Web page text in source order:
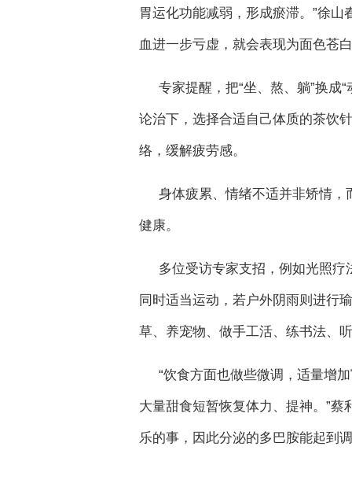
胃运化功能减弱，形成瘀滞。”徐
血进一步亏虚，就会表现为面色苍
专家提醒，把“坐、熬、躺”换成
论治下，选择合适自己体质的茶饮
络，缓解疲劳感。
身体疲累、情绪不适并非矫情
健康。
多位受访专家支招，例如光照
同时适当运动，若户外阴雨则进行
草、养宠物、做手工活、练书法、
“饮食方面也做些微调，适量增
大量甜食短暂恢复体力、提神。”
乐的事，因此分泌的多巴胺能起到